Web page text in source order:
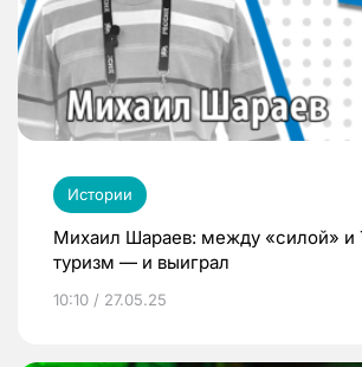
Истории
Михаил Шараев: между «силой» и
туризм — и выиграл
10:10 / 27.05.25